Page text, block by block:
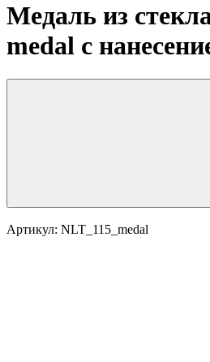
Медаль из
medal с
Артикул: NLT_115_medal